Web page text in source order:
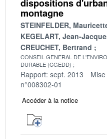
dispositions
montagne
STEINFELDER,
KEGELART, Jean-
CREUCHET, Bertrand
CONSEIL GENERAL DE
DURABLE (CGEDD)
Rapport: sept. 2013
n°008302-01
Accéder à la notice